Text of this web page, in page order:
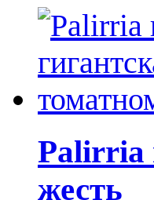
Palirria
жесть